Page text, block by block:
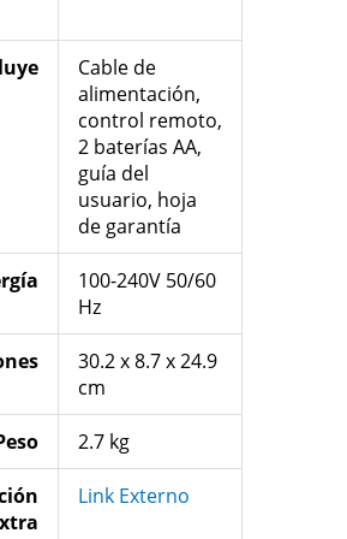
Cable de
alimentación,
control remoto,
2 baterías AA,
guía del
usuario, hoja
de garantía
100-240V 50/60
Hz
30.2 x 8.7 x 24.9
cm
2.7 kg
Link Externo